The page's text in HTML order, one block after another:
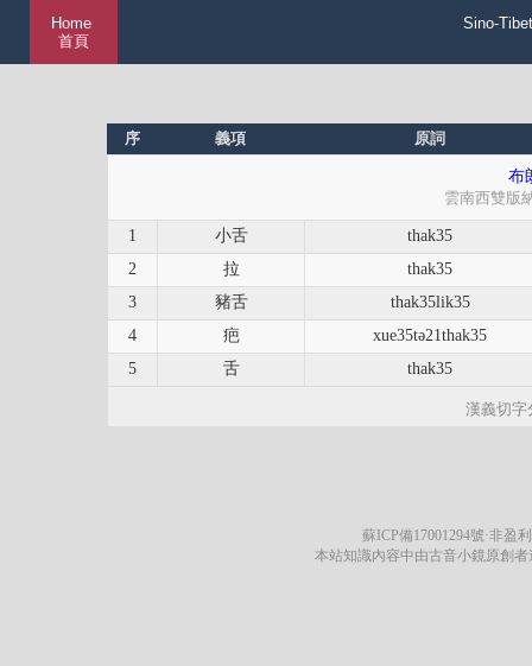
Home
首頁
Sino-
序 義項 原詞
布
雲南西雙版
1 小舌
thak35
2
拉
thak35
3
豬舌
thak35lik35
4
疤
xue35tə21thak35
5
舌 thak35
漢義切字
蘇ICP備17001294號·非盈
本站知識內容中由古音小鏡原創